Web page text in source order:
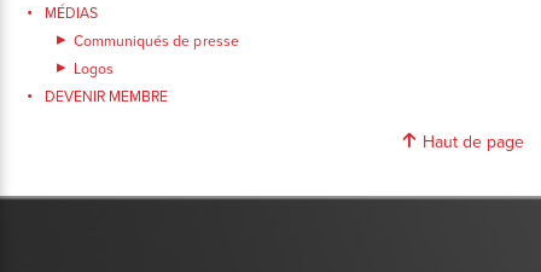
MÉDIAS
Communiqués de presse
Logos
DEVENIR MEMBRE
Haut de page